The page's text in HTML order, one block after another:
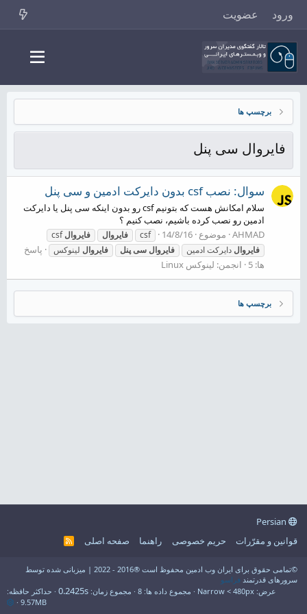
ورود عضویت
برچسپ ها
فایروال سی پنل
سوال: نصب csf بدون دایرکت ادمین و سی پنل
سلام امکانش هست که بتونیم csf رو بدون اینکه سی پنل یا دایرکت
ادمین رو نصب کرده باشیم، نصب کنیم ؟
AHMAD موضوع 14/8/16
csf فایروال فایروالcsf
فایروال دایرکت ادمین فایروال سیپنل فایروال لینوکس
پاسخ
ها: 5
انجمن: لینوکس Linux
برچسپ ها
قوانین و مقرّرات
حریم خصوصی راهنما صفحه اصلی
R
©تمامی حقوق برای ایران وب ادمین محفوظ است ®2016 - 2022 | میزبانی شده توسط
سرورهای قدرتمند فراسو
عرض
مجموع داده ها 8 مجموع زمان 0.2425s
حداکثر حافظه
9.57MB